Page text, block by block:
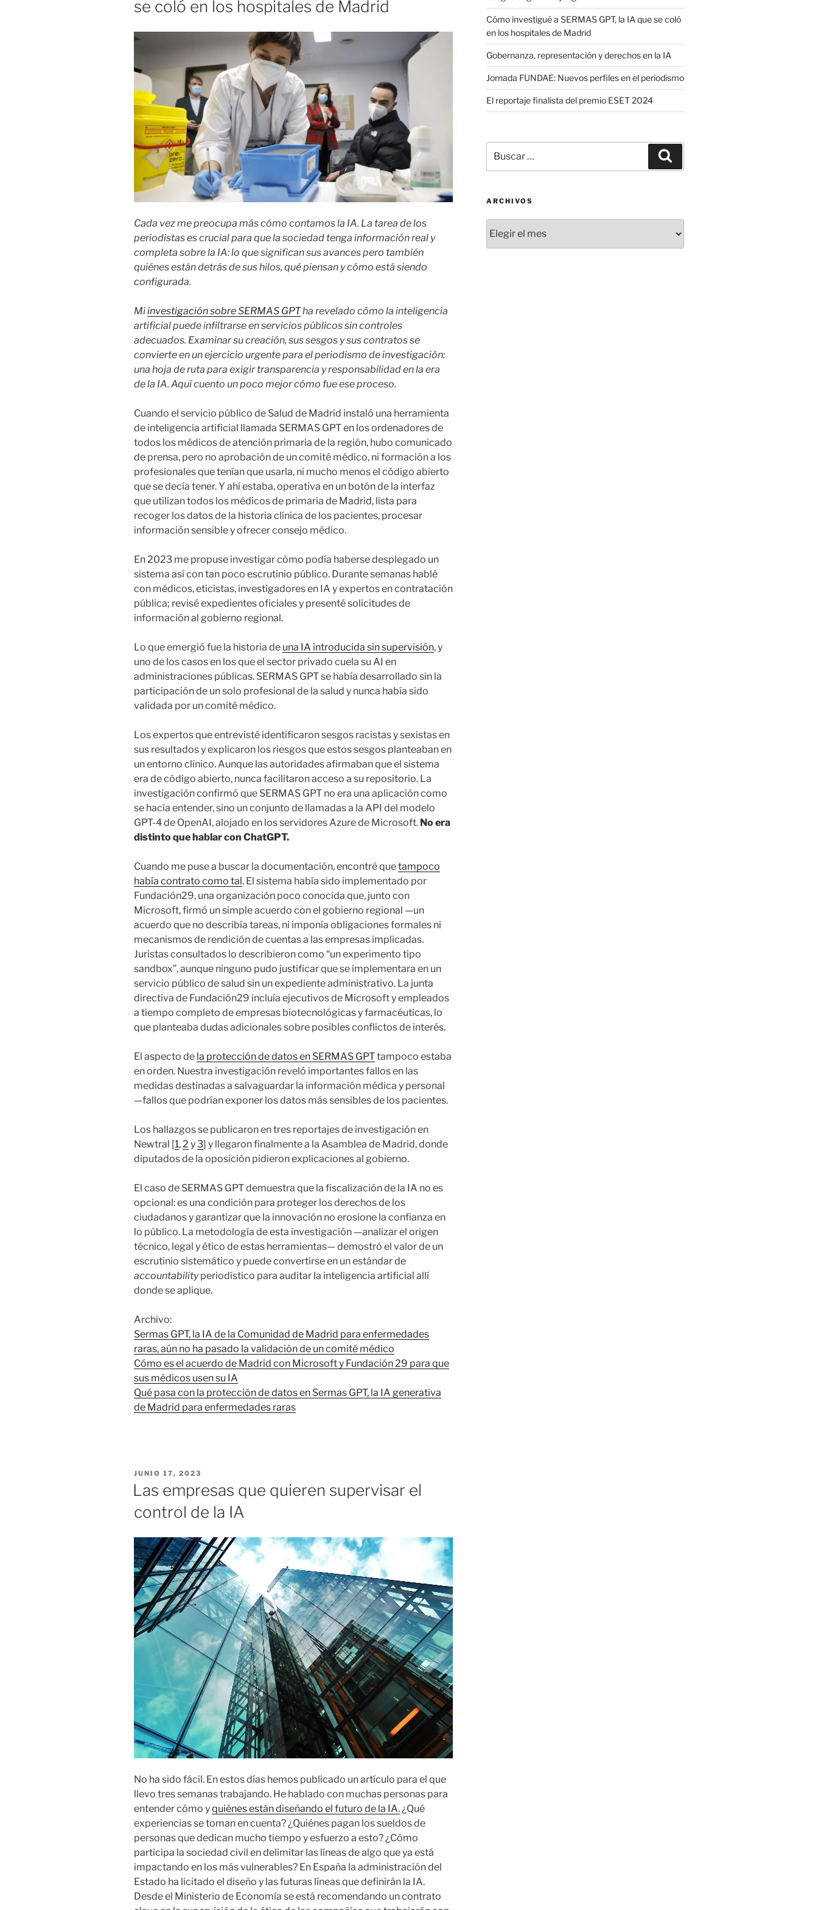
se coló en los hospitales de Madrid
Cada vez me preocupa más cómo contamos la IA. La tarea de los
periodistas es crucial para que la sociedad tenga información real y
completa sobre la IA: lo que significan sus avances pero también
quiénes están detrás de sus hilos, qué piensan y cómo está siendo
configurada.
Miinvestigación sobre SERMAS GPTha revelado cómo la inteligencia
artificial puede infiltrarse en servicios públicos sin controles
adecuados. Examinar su creación, sus sesgos y sus contratos se
convierte en un ejercicio urgente para el periodismo de investigación:
una hoja de ruta para exigir transparencia y responsabilidad en la era
de la IA. Aquí cuento un poco mejor cómo fue ese proceso.
Cuando el servicio público de Salud de Madrid instaló una herramienta
de inteligencia artificial llamada SERMAS GPT en los ordenadores de
todos los médicos de atención primaria de la región, hubo comunicado
de prensa, pero no aprobación de un comité médico, ni formación a los
profesionales que tenían que usarla, ni mucho menos el código abierto
que se decía tener. Y ahí estaba, operativa en un botón de la interfaz
que utilizan todos los médicos de primaria de Madrid, lista para
recoger los datos de la historia clínica de los pacientes, procesar
información sensible y ofrecer consejo médico.
En 2023 me propuse investigar cómo podía haberse desplegado un
sistema así con tan poco escrutinio público. Durante semanas hablé
con médicos, eticistas, investigadores en IA y expertos en contratación
pública; revisé expedientes oficiales y presenté solicitudes de
información al gobierno regional.
Lo que emergió fue la historia de una IA introducida sin supervisión, y
uno de los casos en los que el sector privado cuela su AI en
administraciones públicas. SERMAS GPT se había desarrollado sin la
participación de un solo profesional de la salud y nunca había sido
validada por un comité médico.
Los expertos que entrevisté identificaron sesgos racistas y sexistas en
sus resultados y explicaron los riesgos que estos sesgos planteaban en
un entorno clínico. Aunque las autoridades afirmaban que el sistema
era de código abierto, nunca facilitaron acceso a su repositorio. La
investigación confirmó que SERMAS GPT no era una aplicación como
se hacía entender, sino un conjunto de llamadas a la API del modelo
GPT-4 de OpenAI, alojado en los servidores Azure de Microsoft. No era
distinto que hablar con ChatGPT.
Cuando me puse a buscar la documentación, encontré quetampoco
había contrato como tal. El sistema había sido implementado por
Fundación29, una organización poco conocida que, junto con
Microsoft, firmó un simple acuerdo con el gobierno regional —un
acuerdo que no describía tareas, ni imponía obligaciones formales ni
mecanismos de rendición de cuentas a las empresas implicadas.
Juristas consultados lo describieron como “un experimento tipo
sandbox”, aunque ninguno pudo justificar que se implementara en un
servicio público de salud sin un expediente administrativo. La junta
directiva de Fundación29 incluía ejecutivos de Microsoft y empleados
a tiempo completo de empresas biotecnológicas y farmacéuticas, lo
que planteaba dudas adicionales sobre posibles conflictos de interés.
El aspecto de la protección de datos en SERMAS GPTtampoco estaba
en orden. Nuestra investigación reveló importantes fallos en las
medidas destinadas a salvaguardar la información médica y personal
—fallos que podrían exponer los datos más sensibles de los pacientes.
Los hallazgos se publicaron en tres reportajes de investigación en
Newtral [1, 2 y3] y llegaron finalmente a la Asamblea de Madrid, donde
diputados de la oposición pidieron explicaciones al gobierno.
El caso de SERMAS GPT demuestra que la fiscalización de la IA no es
opcional: es una condición para proteger los derechos de los
ciudadanos y garantizar que la innovación no erosione la confianza en
lo público. La metodología de esta investigación —analizar el origen
técnico, legal y ético de estas herramientas— demostró el valor de un
escrutinio sistemático y puede convertirse en un estándar de
accountabilityperiodístico para auditar la inteligencia artificial allí
donde se aplique.
Archivo:
Sermas GPT, la IA de la Comunidad de Madrid para enfermedades
raras, aún no ha pasado la validación de un comité médico
Cómo es el acuerdo de Madrid con Microsoft y Fundación 29 para que
sus médicos usen su IA
Qué pasa con la protección de datos en Sermas GPT, la IA generativa
de Madrid para enfermedades raras
PUBLICADO
EL
JUNIO 17, 2023
Las empresas que quieren supervisar el
control de la IA
No ha sido fácil. En estos días hemos publicado un artículo para el que
llevo tres semanas trabajando. He hablado con muchas personas para
entender cómo yquiénes están diseñando el futuro de la IA.¿Qué
experiencias se toman en cuenta? ¿Quiénes pagan los sueldos de
personas que dedican mucho tiempo y esfuerzo a esto? ¿Cómo
participa la sociedad civil en delimitar las líneas de algo que ya está
impactando en los más vulnerables? En España la administración del
Estado ha licitado el diseño y las futuras líneas que definirán la IA.
Desde el Ministerio de Economía se está recomendando un contrato
Cómo investigué a SERMAS GPT, la IA que se coló
en los hospitales de Madrid
Gobernanza, representación y derechos en la IA
Jornada FUNDAE: Nuevos perfiles en el periodismo
El reportaje finalista del premio ESET 2024
por:
ARCHIVOS